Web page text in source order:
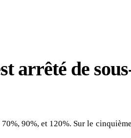
arrêté de
90%, et 120%. Sur le